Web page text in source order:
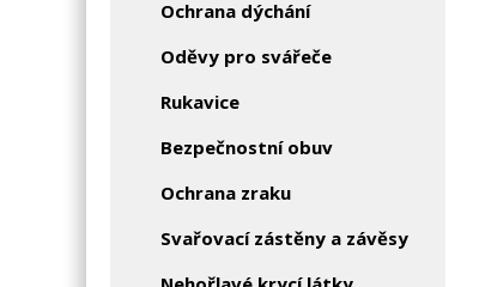
Ochrana dýchání
Oděvy pro svářeče
Rukavice
Bezpečnostní obuv
Ochrana zraku
Svařovací zástěny a závěsy